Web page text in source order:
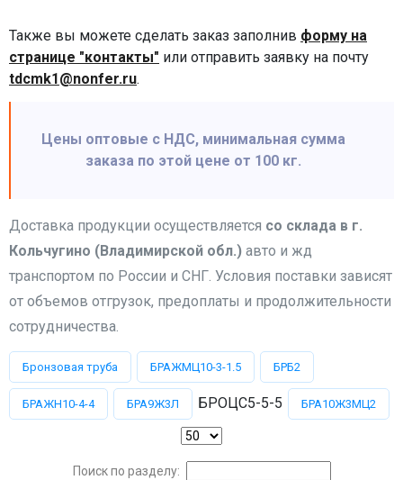
Также вы можете сделать заказ заполнив форму на
странице "контакты" или отправить заявку на почту
tdcmk1@nonfer.ru.
Цены оптовые с НДС, минимальная сумма
заказа по этой цене от 100 кг.
Доставка продукции осуществляется со склада в г.
Кольчугино (Владимирской обл.) авто и жд
транспортом по России и СНГ. Условия поставки зависят
от объемов отгрузок, предоплаты и продолжительности
сотрудничества.
Бронзовая труба БРАЖМЦ10-3-1.5 БРБ2
БРАЖН10-4-4 БРА9Ж3Л БРОЦС5-5-5 БРА10Ж3МЦ2
Поиск по разделу: